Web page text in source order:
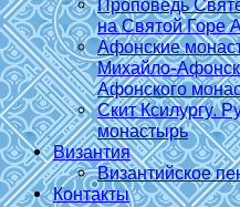
Проповедь
на Святой Горе
Афонские
Михайло-
Афонского
Скит Ксилургу.
монастырь
Византия
Византийское
Контакты